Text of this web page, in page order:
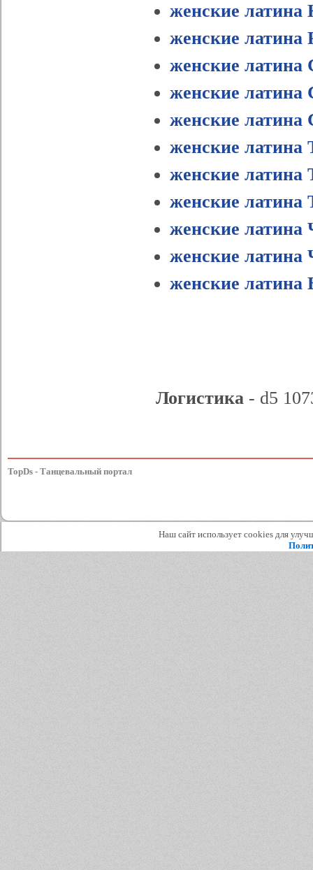
женские латина
женские латина
женские латина
женские латина
женские
женские латина
женские латина
женские латина
женские латина
женские латина
женские латина
Логистика - d5
TopDs - Танцевальный портал
Наш сайт использует cookies для